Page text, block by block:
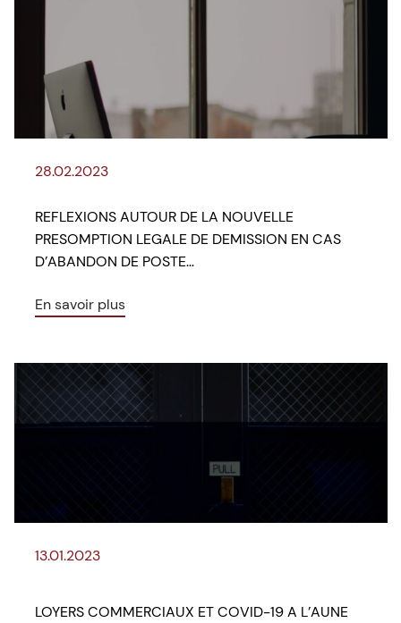
28.02.2023
REFLEXIONS AUTOUR DE LA NOUVELLE
PRESOMPTION LEGALE DE DEMISSION EN CAS
D’ABANDON DE POSTE…
En savoir plus
13.01.2023
LOYERS COMMERCIAUX ET COVID-19 A L’AUNE